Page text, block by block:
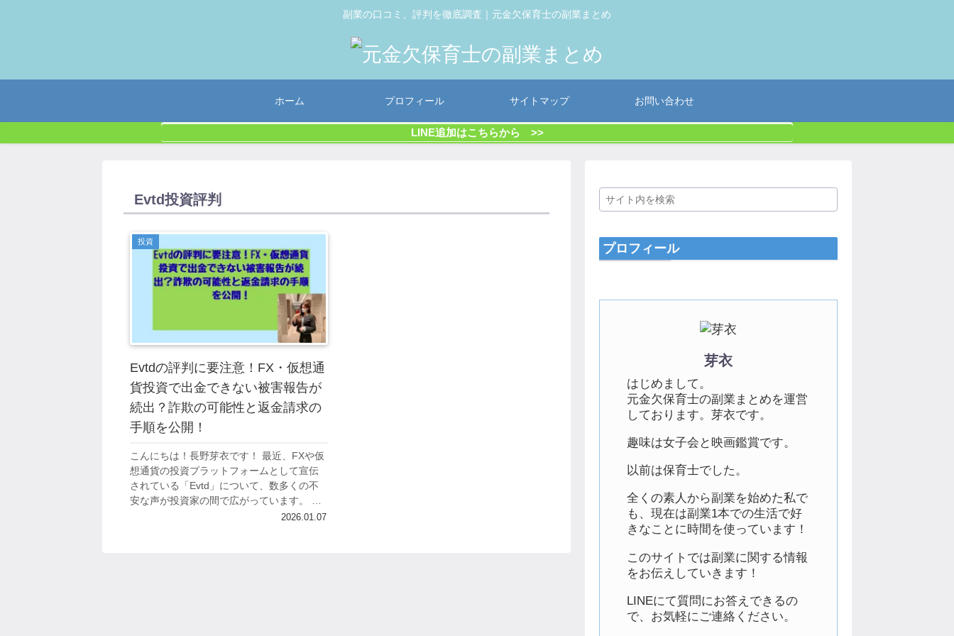
副業の口コミ、評判を徹底調査｜元金欠保育士の副業まとめ
ホーム プロフィール サイトマップ お問い合わせ
LINE追加はこちらから >>
Evtd投資評判
投資
Evtdの評判に要注意！FX・仮想通
貨投資で出金できない被害報告が
続出？詐欺の可能性と返金請求の
手順を公開！
こんにちは！長野芽衣です！ 最近、FXや仮
想通貨の投資プラットフォームとして宣伝
されている「Evtd」について、数多くの不
安な声が投資家の間で広がっています。 イ
ンターネット上では、出金ができないとい
2026.01.07
プロフィール
芽衣
はじめまして。
元金欠保育士の副業まとめを運営
しております。芽衣です。
趣味は女子会と映画鑑賞です。
以前は保育士でした。
全くの素人から副業を始めた私で
も、現在は副業1本での生活で好
きなことに時間を使っています！
このサイトでは副業に関する情報
をお伝えしていきます！
LINEにて質問にお答えできるの
で、お気軽にご連絡ください。